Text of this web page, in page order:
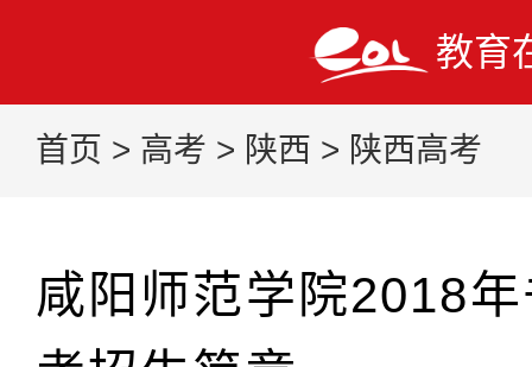
教育
首页 > 高考 > 陕西 > 陕西高考
咸阳师范学院2018